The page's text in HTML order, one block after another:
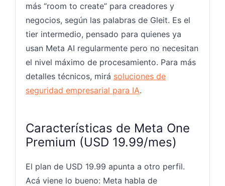
más “room to create” para creadores y
negocios, según las palabras de Gleit. Es el
tier intermedio, pensado para quienes ya
usan Meta AI regularmente pero no necesitan
el nivel máximo de procesamiento. Para más
detalles técnicos, mirá soluciones de
seguridad empresarial para IA.
Características de Meta One
Premium (USD 19.99/mes)
El plan de USD 19.99 apunta a otro perfil.
Acá viene lo bueno: Meta habla de